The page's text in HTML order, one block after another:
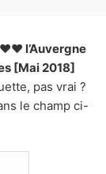
l’Auvergne
[Mai 2018]
pas vrai ?
le champ ci-